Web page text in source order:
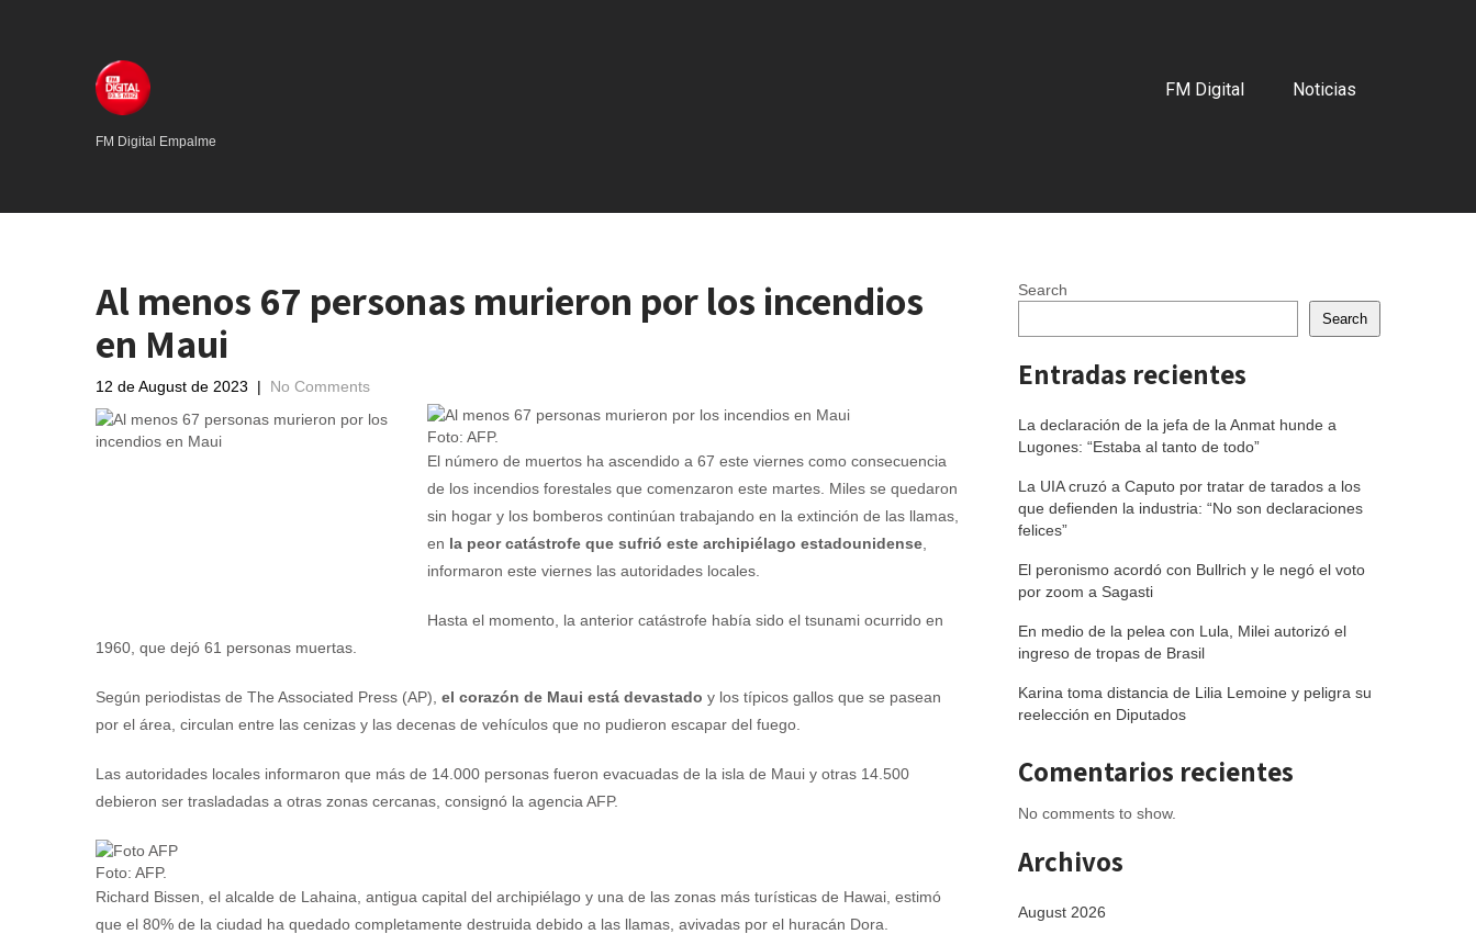
FM Digital Empalme
FM Digital Noticias
Al menos 67 personas murieron por los incendios
en Maui
12 de August de 2023 | No Comments
Foto: AFP.
El número de muertos ha ascendido a 67 este viernes como consecuencia
de los incendios forestales que comenzaron este martes. Miles se quedaron
sin hogar y los bomberos continúan trabajando en la extinción de las llamas,
en la peor catástrofe que sufrió este archipiélago estadounidense,
informaron este viernes las autoridades locales.
Hasta el momento, la anterior catástrofe había sido el tsunami ocurrido en
1960, que dejó 61 personas muertas.
Según periodistas de The Associated Press (AP), el corazón de Maui está devastado y los típicos gallos que se pasean
por el área, circulan entre las cenizas y las decenas de vehículos que no pudieron escapar del fuego.
Las autoridades locales informaron que más de 14.000 personas fueron evacuadas de la isla de Maui y otras 14.500
debieron ser trasladadas a otras zonas cercanas, consignó la agencia AFP.
Foto: AFP.
Richard Bissen, el alcalde de Lahaina, antigua capital del archipiélago y una de las zonas más turísticas de Hawai, estimó
que el 80% de la ciudad ha quedado completamente destruida debido a las llamas, avivadas por el huracán Dora.
Search
Search
Entradas recientes
La declaración de la jefa de la Anmat hunde a
Lugones: “Estaba al tanto de todo”
La UIA cruzó a Caputo por tratar de tarados a los
que defienden la industria: “No son declaraciones
felices”
El peronismo acordó con Bullrich y le negó el voto
por zoom a Sagasti
En medio de la pelea con Lula, Milei autorizó el
ingreso de tropas de Brasil
Karina toma distancia de Lilia Lemoine y peligra su
reelección en Diputados
Comentarios recientes
No comments to show.
Archivos
August 2026